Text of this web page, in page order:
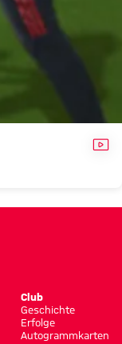
Club
Geschichte
Erfolge
Autogrammkarten